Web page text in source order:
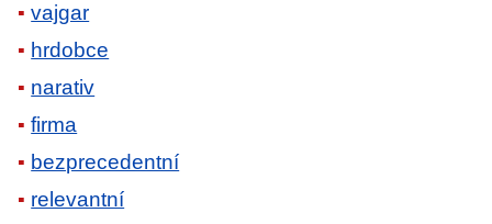
vajgar
hrdobce
narativ
firma
bezprecedentní
relevantní